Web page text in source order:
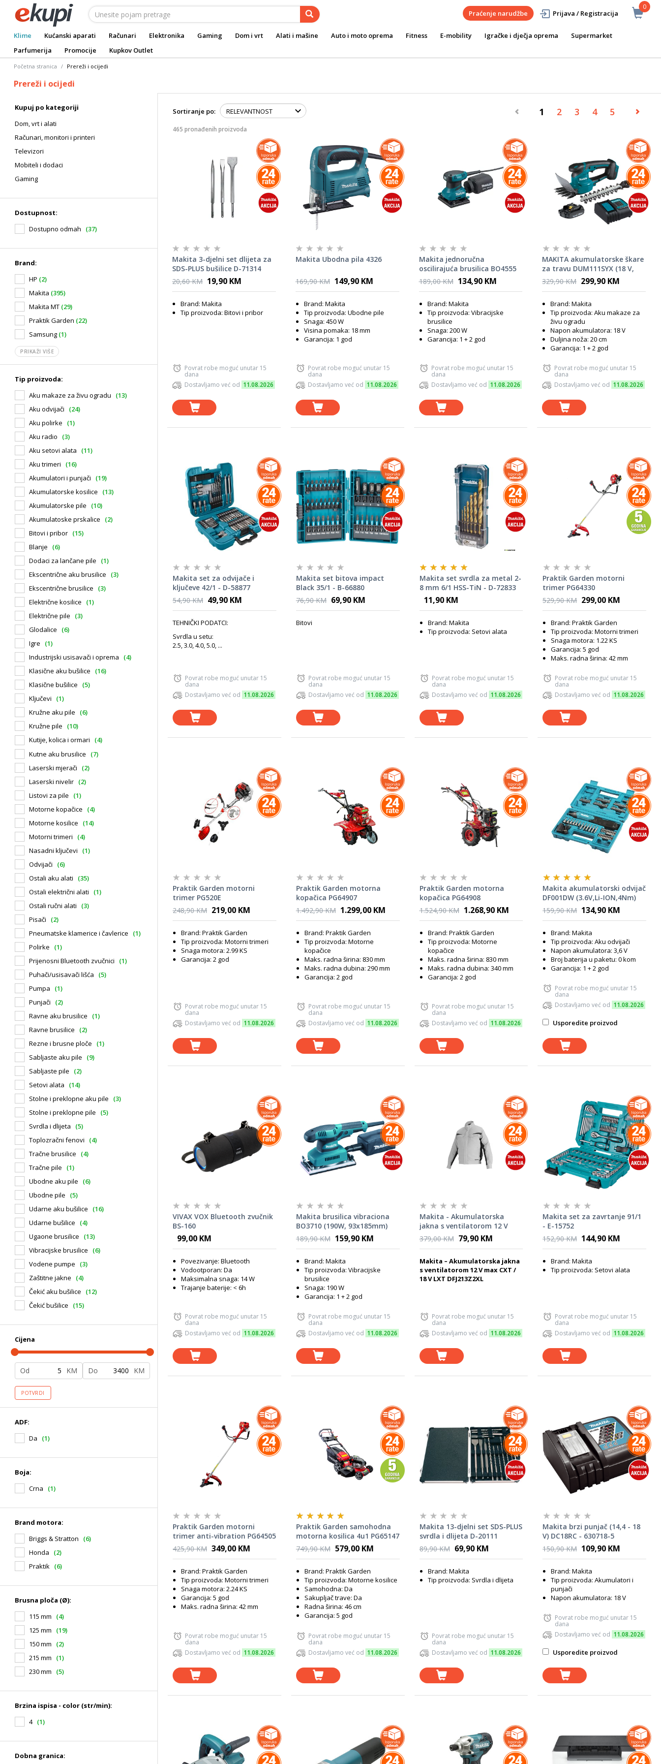
0
Praćenje narudžbe Prijava / Registracija
Klime Kućanski aparati Računari Elektronika Gaming Dom i vrt Alati i mašine Auto i moto oprema Fitness E-mobility Igračke i dječja oprema
Supermarket
Parfumerija
Promocije Kupkov Outlet
Početna stranica Prereži i ocijedi
Prereži i ocijedi
Kupuj po kategoriji
Dom, vrt i alati
Računari, monitori i printeri
Televizori
Mobiteli i dodaci
Gaming
Dostupnost:
Dostupno odmah
(37)
Brand:
HP (2)
Makita (395)
Makita MT (29)
Praktik Garden (22)
Samsung (1)
PRIKAŽI VIŠE
Tip proizvoda:
Aku makaze za živu ogradu
(13)
Aku odvijači
(24)
Aku polirke
(1)
Aku radio
(3)
Aku setovi alata
(11)
Aku trimeri
(16)
Akumulatori i punjači
(19)
Akumulatorske kosilice
(13)
Akumulatorske pile
(10)
Akumulatoske prskalice
(2)
Bitovi i pribor (15)
Blanje
(6)
Dodaci za lančane pile
(1)
Ekscentrične aku brusilice
(3)
Ekscentrične brusilice
(3)
Električne kosilice
(1)
Električne pile
(3)
Glodalice
(6)
Igre
(1)
Industrijski usisavači i oprema
(4)
Klasične aku bušilice
(16)
Klasične bušilice
(5)
Ključevi
(1)
Kružne aku pile
(6)
Kružne pile
(10)
Kutije, kolica i ormari
(4)
Kutne aku brusilice
(7)
Laserski mjerači
(2)
Laserski nivelir (2)
Listovi za pile
(1)
Motorne kopačice
(4)
Motorne kosilice
(14)
Motorni trimeri
(4)
Nasadni ključevi
(1)
Odvijači
(6)
Ostali aku alati
(35)
Ostali električni alati
(1)
Ostali ručni alati
(3)
Pisači
(2)
Pneumatske klamerice i čavlerice
(1)
Polirke
(1)
Prijenosni Bluetooth zvučnici
(1)
Puhači/usisavači lišća
(5)
Pumpa
(1)
Punjači
(2)
Ravne aku brusilice
(1)
Ravne brusilice
(2)
Rezne i brusne ploče
(1)
Sabljaste aku pile
(9)
Sabljaste pile
(2)
Setovi alata
(14)
Stolne i preklopne aku pile
(3)
Stolne i preklopne pile
(5)
Svrdla i dlijeta
(5)
Toplozračni fenovi
(4)
Tračne brusilice
(4)
Tračne pile
(1)
Ubodne aku pile
(6)
Ubodne pile
(5)
Udarne aku bušilice
(16)
Udarne bušilice
(4)
Ugaone brusilice
(13)
Vibracijske brusilice
(6)
Vodene pumpe
(3)
Zaštitne jakne
(4)
Čekić aku bušilice
(12)
Čekić bušilice
(15)
Cijena
Od KM Do KM
POTVRDI
ADF:
Da
(1)
Boja:
Crna
(1)
Brand motora:
Briggs & Stratton
(6)
Honda
(2)
Praktik (6)
Brusna ploča (Ø):
115 mm
(4)
125 mm
(19)
150 mm
(2)
215 mm
(1)
230 mm
(5)
Brzina ispisa - color (str/min):
4 (1)
Dobna granica:
Sortiranje po: 1 2 3 4 5
465 pronađenih proizvoda
Makita 3-djelni set dlijeta za
SDS-PLUS bušilice D-71314
20,60 KM 19,90 KM
Brand: Makita
Tip proizvoda: Bitovi i pribor
Povrat robe moguć unutar 15
dana
Dostavljamo već od 11.08.2026
Makita Ubodna pila 4326
169,90 KM 149,90 KM
Brand: Makita
Tip proizvoda: Ubodne pile
Snaga: 450 W
Visina pomaka: 18 mm
Garancija: 1 god
Povrat robe moguć unutar 15
dana
Dostavljamo već od 11.08.2026
Makita jednoručna
oscilirajuća brusilica BO4555
200 W
189,00 KM 134,90 KM
Brand: Makita
Tip proizvoda: Vibracijske
brusilice
Snaga: 200 W
Garancija: 1 + 2 god
Povrat robe moguć unutar 15
dana
Dostavljamo već od 11.08.2026
MAKITA akumulatorske škare
za travu DUM111SYX (18 V,
110 mm)
329,90 KM 299,90 KM
Brand: Makita
Tip proizvoda: Aku makaze za
živu ogradu
Napon akumulatora: 18 V
Duljina noža: 20 cm
Garancija: 1 + 2 god
Povrat robe moguć unutar 15
dana
Dostavljamo već od 11.08.2026
Makita set za odvijače i
ključeve 42/1 - D-58877
54,90 KM 49,90 KM
TEHNIČKI PODATCI:
Svrdla u setu:
2.5, 3.0, 4.0, 5.0, ...
Povrat robe moguć unutar 15
dana
Dostavljamo već od 11.08.2026
Makita set bitova impact
Black 35/1 - B-66880
76,90 KM 69,90 KM
Bitovi
Povrat robe moguć unutar 15
dana
Dostavljamo već od 11.08.2026
Makita set svrdla za metal 2-
8 mm 6/1 HSS-TiN - D-72833
11,90 KM
Brand: Makita
Tip proizvoda: Setovi alata
Povrat robe moguć unutar 15
dana
Dostavljamo već od 11.08.2026
Praktik Garden motorni
trimer PG64330
529,90 KM 299,00 KM
Brand: Praktik Garden
Tip proizvoda: Motorni trimeri
Snaga motora: 1.22 KS
Garancija: 5 god
Maks. radna širina: 42 mm
Povrat robe moguć unutar 15
dana
Dostavljamo već od 11.08.2026
Praktik Garden motorni
trimer PG520E
248,90 KM 219,00 KM
Brand: Praktik Garden
Tip proizvoda: Motorni trimeri
Snaga motora: 2.99 KS
Garancija: 2 god
Povrat robe moguć unutar 15
dana
Dostavljamo već od 11.08.2026
Praktik Garden motorna
kopačica PG64907
1.492,90 KM 1.299,00 KM
Brand: Praktik Garden
Tip proizvoda: Motorne
kopačice
Maks. radna širina: 830 mm
Maks. radna dubina: 290 mm
Garancija: 2 god
Povrat robe moguć unutar 15
dana
Dostavljamo već od 11.08.2026
Praktik Garden motorna
kopačica PG64908
1.524,90 KM 1.268,90 KM
Brand: Praktik Garden
Tip proizvoda: Motorne
kopačice
Maks. radna širina: 830 mm
Maks. radna dubina: 340 mm
Garancija: 2 god
Povrat robe moguć unutar 15
dana
Dostavljamo već od 11.08.2026
Makita akumulatorski odvijač
DF001DW (3.6V,Li-ION,4Nm)
159,90 KM 134,90 KM
Brand: Makita
Tip proizvoda: Aku odvijači
Napon akumulatora: 3,6 V
Broj baterija u paketu: 0 kom
Garancija: 1 + 2 god
Povrat robe moguć unutar 15
dana
Dostavljamo već od 11.08.2026
Usporedite proizvod
VIVAX VOX Bluetooth zvučnik
BS-160
99,00 KM
Povezivanje: Bluetooth
Vodootporan: Da
Maksimalna snaga: 14 W
Trajanje baterije: < 6h
Povrat robe moguć unutar 15
dana
Dostavljamo već od 11.08.2026
Makita brusilica vibraciona
BO3710 (190W, 93x185mm)
189,90 KM 159,90 KM
Brand: Makita
Tip proizvoda: Vibracijske
brusilice
Snaga: 190 W
Garancija: 1 + 2 god
Povrat robe moguć unutar 15
dana
Dostavljamo već od 11.08.2026
Makita - Akumulatorska
jakna s ventilatorom 12 V
max CXT / 18 V LXT
DFJ213Z2XL
379,00 KM 79,90 KM
Makita – Akumulatorska jakna
s ventilatorom 12 V max CXT /
18 V LXT DFJ213Z2XL
Povrat robe moguć unutar 15
dana
Dostavljamo već od 11.08.2026
Makita set za zavrtanje 91/1
- E-15752
152,90 KM 144,90 KM
Brand: Makita
Tip proizvoda: Setovi alata
Povrat robe moguć unutar 15
dana
Dostavljamo već od 11.08.2026
Praktik Garden motorni
trimer anti-vibration PG64505
425,90 KM 349,00 KM
Brand: Praktik Garden
Tip proizvoda: Motorni trimeri
Snaga motora: 2.24 KS
Garancija: 5 god
Maks. radna širina: 42 mm
Povrat robe moguć unutar 15
dana
Dostavljamo već od 11.08.2026
Praktik Garden samohodna
motorna kosilica 4u1 PG65147
749,90 KM 579,00 KM
Brand: Praktik Garden
Tip proizvoda: Motorne kosilice
Samohodna: Da
Sakupljač trave: Da
Radna širina: 46 cm
Garancija: 5 god
Povrat robe moguć unutar 15
dana
Dostavljamo već od 11.08.2026
Makita 13-djelni set SDS-PLUS
svrdla i dlijeta D-20111
89,90 KM 69,90 KM
Brand: Makita
Tip proizvoda: Svrdla i dlijeta
Povrat robe moguć unutar 15
dana
Dostavljamo već od 11.08.2026
Makita brzi punjač (14,4 - 18
V) DC18RC - 630718-5
150,90 KM 109,90 KM
Brand: Makita
Tip proizvoda: Akumulatori i
punjači
Napon akumulatora: 18 V
Povrat robe moguć unutar 15
dana
Dostavljamo već od 11.08.2026
Usporedite proizvod